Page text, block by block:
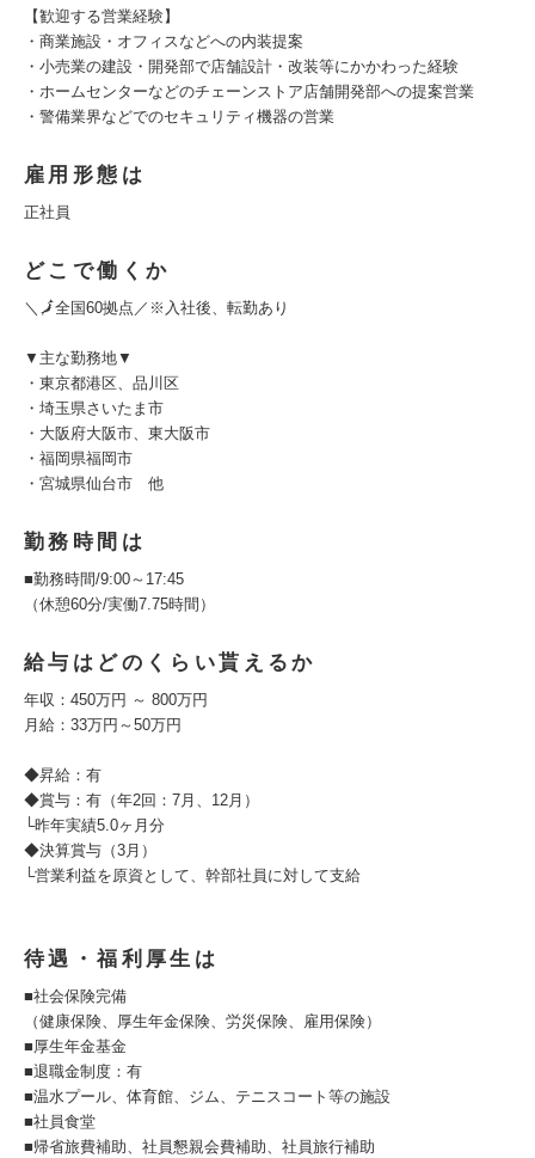
【歓迎する営業経験】
・商業施設・オフィスなどへの内装提案
・小売業の建設・開発部で店舗設計・改装等にかかわった経験
・ホームセンターなどのチェーンストア店舗開発部への提案営業
・警備業界などでのセキュリティ機器の営業
雇用形態は
正社員
どこで働くか
＼🗾全国60拠点／※入社後、転勤あり
▼主な勤務地▼
・東京都港区、品川区
・埼玉県さいたま市
・大阪府大阪市、東大阪市
・福岡県福岡市
・宮城県仙台市 他
勤務時間は
■勤務時間/9:00～17:45
（休憩60分/実働7.75時間）
給与はどのくらい貰えるか
年収：450万円 ～ 800万円
月給：33万円～50万円
◆昇給：有
◆賞与：有（年2回：7月、12月）
└昨年実績5.0ヶ月分
◆決算賞与（3月）
└営業利益を原資として、幹部社員に対して支給
待遇・福利厚生は
■社会保険完備
（健康保険、厚生年金保険、労災保険、雇用保険）
■厚生年金基金
■退職金制度：有
■温水プール、体育館、ジム、テニスコート等の施設
■社員食堂
■帰省旅費補助、社員懇親会費補助、社員旅行補助